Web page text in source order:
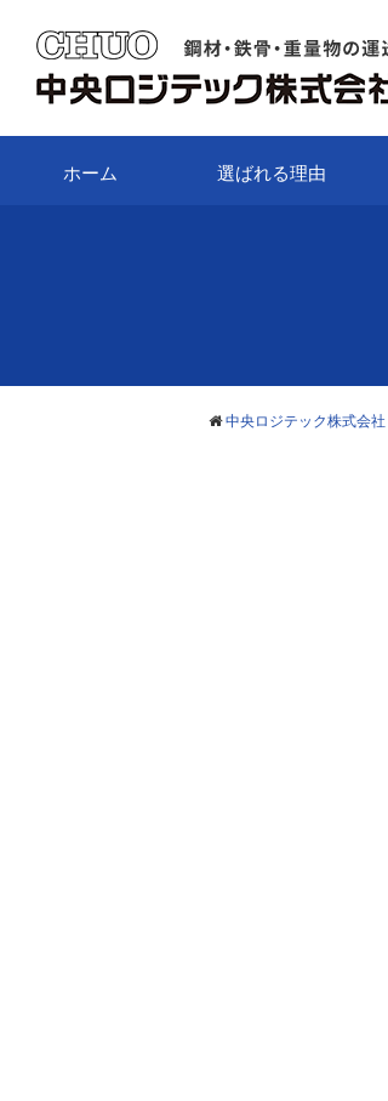
ホーム 選ばれる理由
中央ロジテック株式会社